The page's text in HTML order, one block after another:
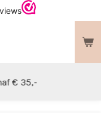
€ 35,-